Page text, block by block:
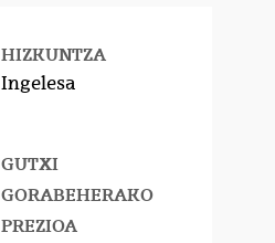
HIZKUNTZA
Ingelesa
GUTXI
GORABEHERAKO
PREZIOA